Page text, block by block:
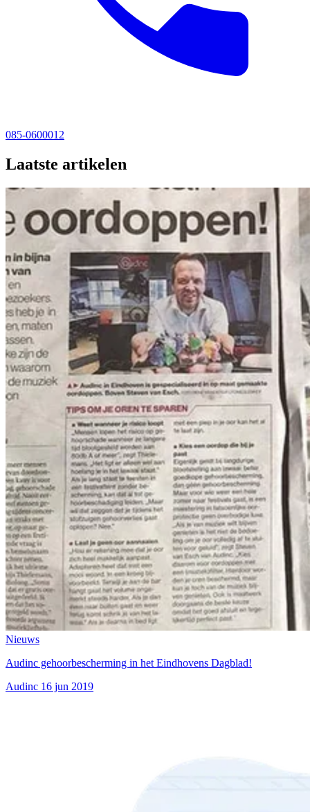
085-0600012
Laatste artikelen
Nieuws
Audinc gehoorbescherming in het Eindhovens Dagblad!
Audinc 16 jun 2019